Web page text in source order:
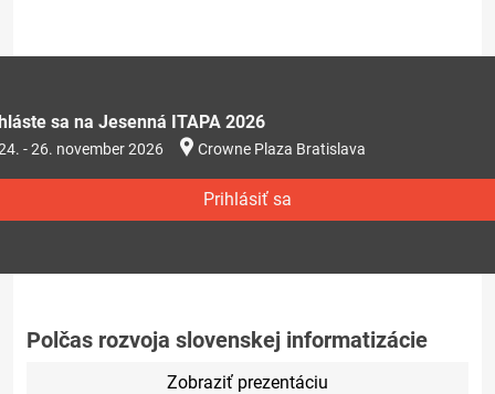
sa na Jesenná ITAPA 2026
- 26. november 2026 Crowne Plaza Bratislava
Prihlásiť sa
Polčas rozvoja slovenskej informatizácie
Zobraziť prezentáciu